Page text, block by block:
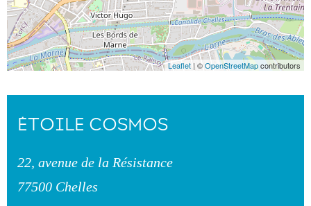
Leaflet | ©OpenStreetMapcontributors
ÉTOILE COSMOS
22, avenue de la Résistance
77500 Chelles